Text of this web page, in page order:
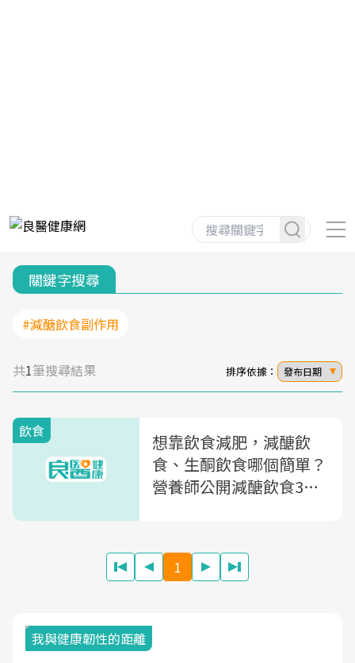
關鍵字搜尋
#減醣飲食副作用
共1筆搜尋結果 排序依據： 發布日期
飲食
想靠飲食減肥，減醣飲
食、生酮飲食哪個簡單？
營養師公開減醣飲食3大
1
我與健康韌性的距離